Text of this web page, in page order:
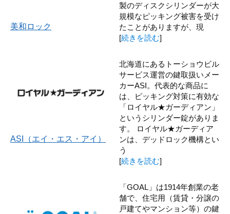
美和ロック
製のディスクシリンダーが大
規模なピッキング被害を受け
たことがありますが、現
[続きを読む]
ASI（エイ・エス・アイ）
北海道にあるトーショウビル
サービス運営の鍵取扱いメー
カーASI。代表的な商品に
は、ピッキング対策に有効な
「ロイヤル★ガーディアン」
というシリンダー錠がありま
す。 ロイヤル★ガーディア
ンは、デッドロック機構とい
う
[続きを読む]
「GOAL」は1914年創業の老
舗で、住宅用（賃貸・分譲の
戸建てやマンション等）の鍵